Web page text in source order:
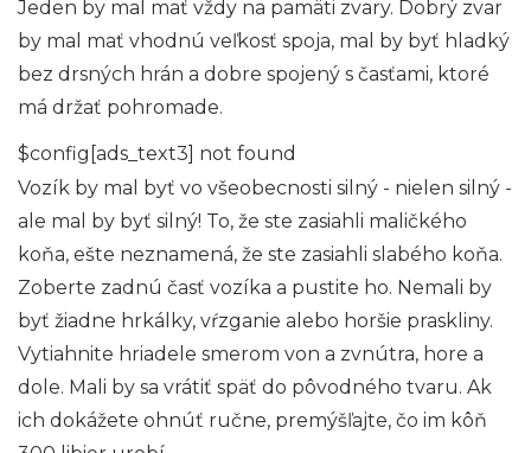
Jeden by mal mať vždy na pamäti zvary. Dobrý zvar
by mal mať vhodnú veľkosť spoja, mal by byť hladký
bez drsných hrán a dobre spojený s časťami, ktoré
má držať pohromade.
$config[ads_text3] not found
Vozík by mal byť vo všeobecnosti silný - nielen silný -
ale mal by byť silný! To, že ste zasiahli maličkého
koňa, ešte neznamená, že ste zasiahli slabého koňa.
Zoberte zadnú časť vozíka a pustite ho. Nemali by
byť žiadne hrkálky, vŕzganie alebo horšie praskliny.
Vytiahnite hriadele smerom von a zvnútra, hore a
dole. Mali by sa vrátiť späť do pôvodného tvaru. Ak
ich dokážete ohnúť ručne, premýšľajte, čo im kôň